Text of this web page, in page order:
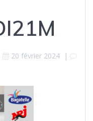
20 février 2024|